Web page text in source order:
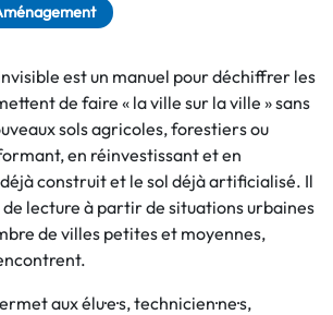
est un manuel pour déchiffrer les
de faire « la ville sur la ville » sans
sols agricoles, forestiers ou
en réinvestissant et en
construit et le sol déjà artificialisé. Il
lecture à partir de situations urbaines
de villes petites et moyennes,
aux élu·e·s, technicien·ne·s,